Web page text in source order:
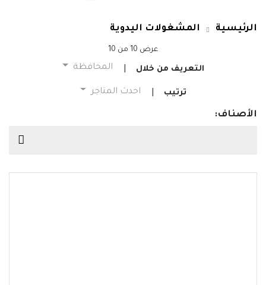
الرئيسية المشغولات اليدوية
عرض 10 من 10
التعريف من خلال المحافظة
ترتيب احدث المتاجر
الأصناف: